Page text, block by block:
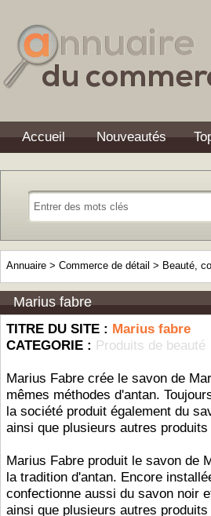
Accueil Nouveautés
Annuaire > Commerce de détail > Beauté,
Marius fabre
TITRE DU SITE : Marius fabre
CATEGORIE : Produits de beauté
Marius Fabre crée le savon de
mêmes méthodes d'antan.
la société produit également du
ainsi que plusieurs autres
Marius Fabre produit le savon de
la tradition d'antan. Encore
confectionne aussi du savon noir
ainsi que plusieurs autres